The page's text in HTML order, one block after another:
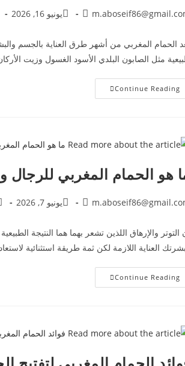
يونيو 16, 2026
الحمام المغربي من أشهر طرق العناية بالجسم
مثل الصابون البلدي الأسود الغسول وزيت
Continue Reading
هو الحمام المغربي للرجال
يونيو 7, 2026
التوتر والإرهاق اللذين تشعر بهما هما النتيجة
العناية اللازمة لكن ثمة طريقة استثنائية
Continue Reading